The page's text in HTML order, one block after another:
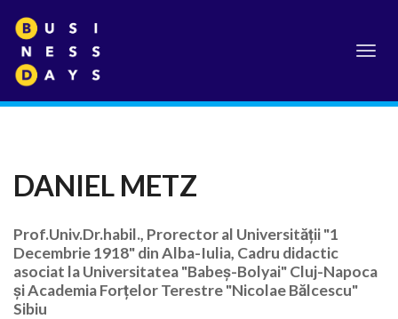
DANIEL METZ
Prof.Univ.Dr.habil., Prorector al Universității "1
Decembrie 1918" din Alba-Iulia, Cadru didactic
asociat la Universitatea "Babeș-Bolyai" Cluj-Napoca
și Academia Forțelor Terestre "Nicolae Bălcescu"
Sibiu